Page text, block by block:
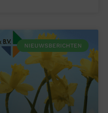
NIEUWSBERICHTEN